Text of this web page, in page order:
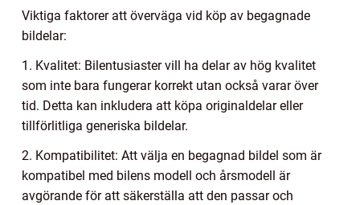
Viktiga faktorer att överväga vid köp av begagnade
bildelar:
1. Kvalitet: Bilentusiaster vill ha delar av hög kvalitet
som inte bara fungerar korrekt utan också varar över
tid. Detta kan inkludera att köpa originaldelar eller
tillförlitliga generiska bildelar.
2. Kompatibilitet: Att välja en begagnad bildel som är
kompatibel med bilens modell och årsmodell är
avgörande för att säkerställa att den passar och